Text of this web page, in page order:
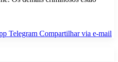
Telegram Compartilhar via e-mail